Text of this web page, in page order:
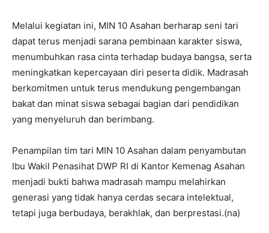
Melalui kegiatan ini, MIN 10 Asahan berharap seni tari
dapat terus menjadi sarana pembinaan karakter siswa,
menumbuhkan rasa cinta terhadap budaya bangsa, serta
meningkatkan kepercayaan diri peserta didik. Madrasah
berkomitmen untuk terus mendukung pengembangan
bakat dan minat siswa sebagai bagian dari pendidikan
yang menyeluruh dan berimbang.
Penampilan tim tari MIN 10 Asahan dalam penyambutan
Ibu Wakil Penasihat DWP RI di Kantor Kemenag Asahan
menjadi bukti bahwa madrasah mampu melahirkan
generasi yang tidak hanya cerdas secara intelektual,
tetapi juga berbudaya, berakhlak, dan berprestasi.(na)